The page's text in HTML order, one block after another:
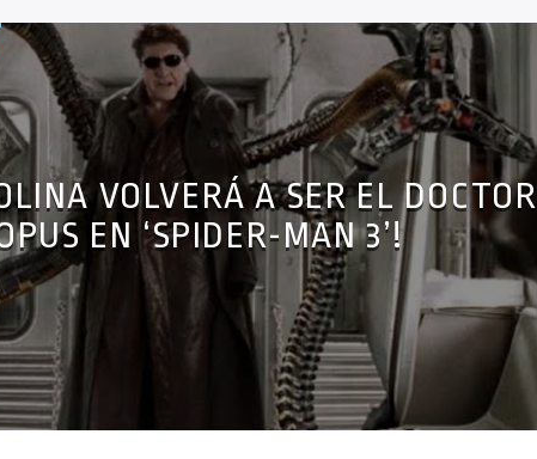
VOLVERÁ A SER EL DOCTOR
EN ‘SPIDER-MAN 3’!